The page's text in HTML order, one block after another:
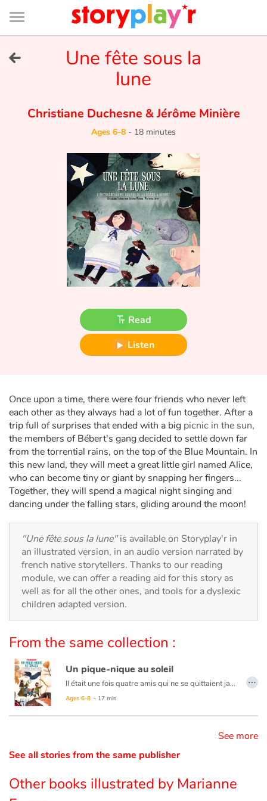
Connexion
Bibliothèque
de
page
Try for free
Tales and classics in french
Fable, myth, literature and poetry
Ogres, monsters and witches
The animals
Travel, epic, investigation, adventure
Around the world
Learning
Arts, space, activities
Documentaries
With the family
Daily life and hobbies
Festivals and events
Love and friendship
Une fête sous la
lune
Christiane Duchesne &Jérôme Minière
Ages 6-8 - 18 minutes
Read
Listen
Once upon a time, there were four friends who never left
each other as they always had a lot of fun together. After a
trip full of surprises that ended with a big picnic in the sun,
the members of Bébert's gang decided to settle down far
from the torrential rains, on the top of the Blue Mountain. In
this new land, they will meet a great little girl named Alice,
who can become tiny or giant by snapping her fingers...
Together, they will spend a magical night singing and
dancing under the falling stars, gliding around the moon!
"Une fête sous la lune"is available on Storyplay'r in
an illustrated version, in an audio version narrated by
french native storytellers. Thanks to our reading
module, we can offer a reading aid for this story as
well as for all the other ones, and tools for a dyslexic
children adapted version.
From the same collection :
Un pique-nique au soleil
Il était une fois quatre amis qui ne se quittaient jamais, ils avaient trop de plaisir ensemble. Or, depuis plusieurs semaines, la bande à Bébert s’ennuyait terriblement, car il pleuvait sans cesse. Heureusement, ils eurent la fabuleuse idée d’aller faire un pique-nique à l’abri de l’eau. Ils décidèrent alors de réparer un grand bateau pour franchir la rivière et aller vers la montagne Bleue. Accompagnés par plusieurs amis, dont une belette, un renard et un loup, ils partirent vers ce nouveau pays où ils seraient tous si merveilleusement, si magnifiquement, si formidablement bien ! Ce conte musical fera rire les enfants comme jamais. Le récit est porté par quelques chansons traditionnelles bien connues et une douzaine de compositions aussi tendres que drôles. Des illustrations d’une grande finesse accompagnent ce joyeux voyage totalement débridé.
Ages 6-8 - 17 min
…
See more
See all stories from the same publisher
Other books illustrated by Marianne